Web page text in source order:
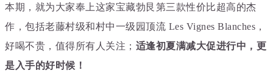
本期，就为大家奉上这家宝藏勃艮第三款性价比超高的杰
作，包括老藤村级和村中一级园顶流 Les Vignes Blanches ，
好喝不贵，值得所有人关注； 适逢初夏满减大促进行中，更
是入手的好时候！